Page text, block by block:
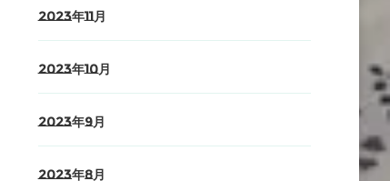
2023年11月
2023年10月
2023年9月
2023年8月